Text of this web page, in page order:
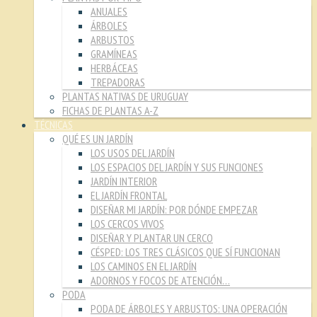
ANUALES
ÁRBOLES
ARBUSTOS
GRAMÍNEAS
HERBÁCEAS
TREPADORAS
PLANTAS NATIVAS DE URUGUAY
FICHAS DE PLANTAS A-Z
TÉCNICAS
QUÉ ES UN JARDÍN
LOS USOS DEL JARDÍN
LOS ESPACIOS DEL JARDÍN Y SUS FUNCIONES
JARDÍN INTERIOR
EL JARDÍN FRONTAL
DISEÑAR MI JARDÍN: POR DÓNDE EMPEZAR
LOS CERCOS VIVOS
DISEÑAR Y PLANTAR UN CERCO
CÉSPED: LOS TRES CLÁSICOS QUE SÍ FUNCIONAN
LOS CAMINOS EN EL JARDÍN
ADORNOS Y FOCOS DE ATENCIÓN…
PODA
PODA DE ÁRBOLES Y ARBUSTOS: UNA OPERACIÓN